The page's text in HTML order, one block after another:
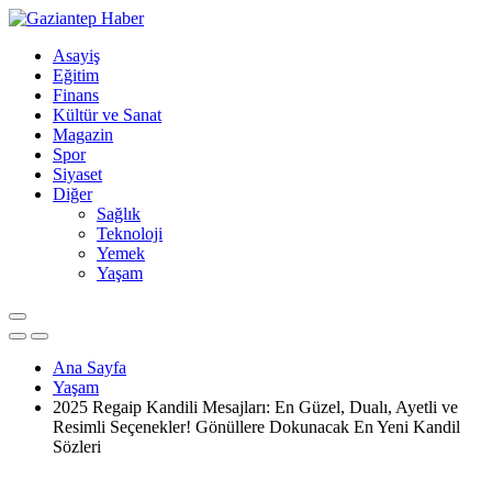
Asayiş
Eğitim
Finans
Kültür ve Sanat
Magazin
Spor
Siyaset
Diğer
Sağlık
Teknoloji
Yemek
Yaşam
Ana Sayfa
Yaşam
2025 Regaip Kandili Mesajları: En Güzel, Dualı, Ayetli ve
Resimli Seçenekler! Gönüllere Dokunacak En Yeni Kandil
Sözleri